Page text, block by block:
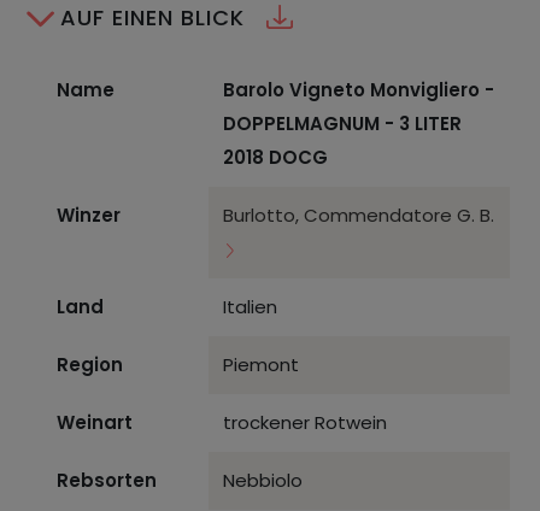
AUF EINEN BLICK
Name
Barolo Vigneto Monvigliero -
DOPPELMAGNUM - 3 LITER
2018 DOCG
Winzer Burlotto, Commendatore G. B.
Land Italien
Region Piemont
Weinart trockener Rotwein
Rebsorten Nebbiolo